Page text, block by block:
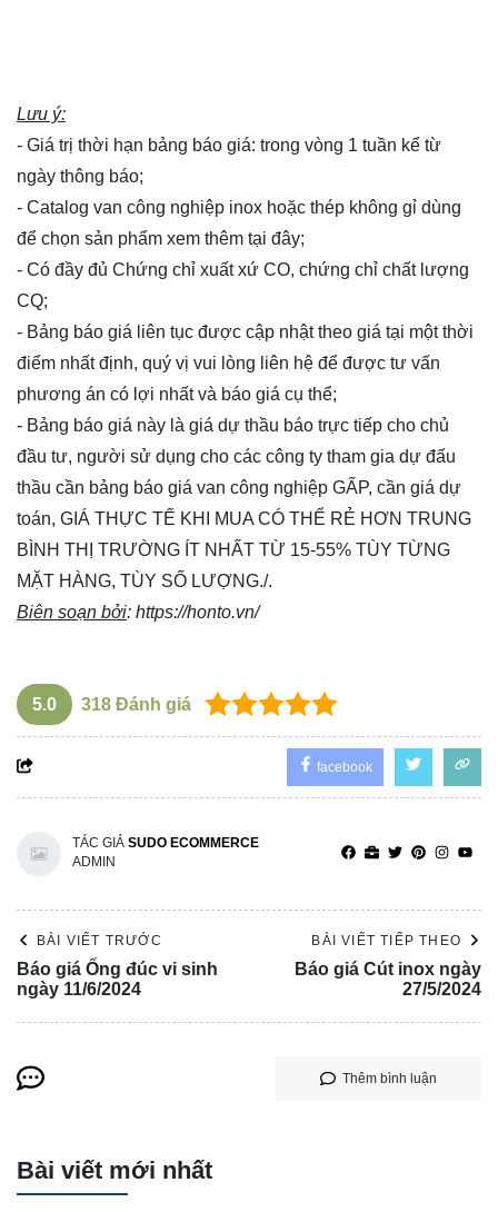
Lưu ý:
- Giá trị thời hạn bảng báo giá: trong vòng 1 tuần kể từ
ngày thông báo;
- Catalog van công nghiệp inox hoặc thép không gỉ dùng
để chọn sản phẩm xem thêm tại đây;
- Có đầy đủ Chứng chỉ xuất xứ CO, chứng chỉ chất lượng
CQ;
- Bảng báo giá liên tục được cập nhật theo giá tại một thời
điểm nhất định, quý vị vui lòng liên hệ để được tư vấn
phương án có lợi nhất và báo giá cụ thể;
- Bảng báo giá này là giá dự thầu báo trực tiếp cho chủ
đầu tư, người sử dụng cho các công ty tham gia dự đấu
thầu cần bảng báo giá van công nghiệp GẤP, cần giá dự
toán, GIÁ THỰC TẾ KHI MUA CÓ THỂ RẺ HƠN TRUNG
BÌNH THỊ TRƯỜNG ÍT NHẤT TỪ 15-55% TÙY TỪNG
MẶT HÀNG, TÙY SỐ LƯỢNG./.
Biên soạn bởi: https://honto.vn/
5.0 318 Đánh giá
facebook
TÁC GIẢ SUDO ECOMMERCE
ADMIN
BÀI VIẾT TRƯỚC
Báo giá Ống đúc vi sinh
ngày 11/6/2024
BÀI VIẾT TIẾP THEO
Báo giá Cút inox ngày
27/5/2024
Thêm bình luận
Bài viết mới nhất